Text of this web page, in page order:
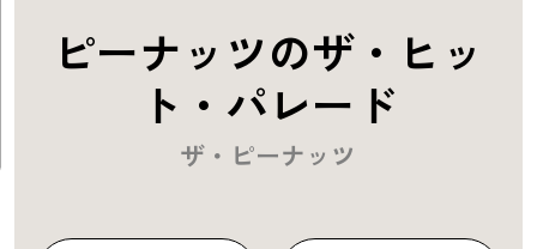
ピーナッツのザ・ヒッ
ト・パレード
ザ・ピーナッツ